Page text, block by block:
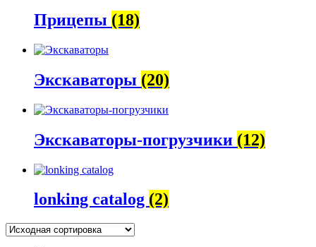
Прицепы (18)
Экскаваторы (20)
Экскаваторы-погрузчики (12)
lonking catalog (2)